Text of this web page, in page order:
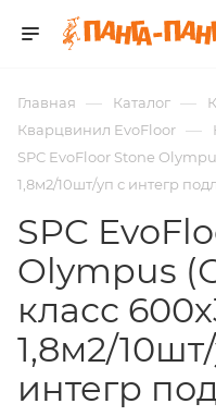
Главная — Каталог —
Кварцвинил EvoFloor —
SPC EvoFloor Stone
1,8м2/10шт/уп с интегр
SPC
Olympus
класс
1,8м2/
интегр